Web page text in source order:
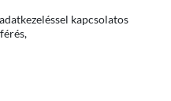
kapcsolatos